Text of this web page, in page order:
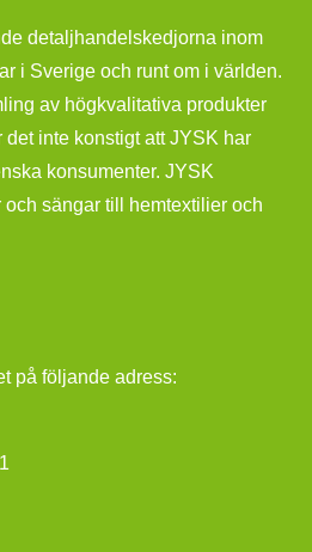
detaljhandelskedjorna inom
i Sverige och runt om i världen.
av högkvalitativa produkter
inte konstigt att JYSK har
konsumenter. JYSK
sängar till hemtextilier och
på följande adress: